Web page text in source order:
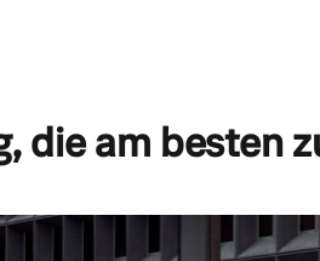
die am besten